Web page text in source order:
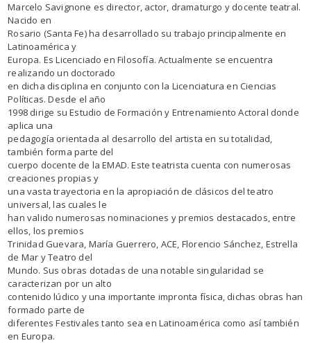
Marcelo Savignone es director, actor, dramaturgo y docente teatral.
Nacido en
Rosario (Santa Fe) ha desarrollado su trabajo principalmente en
Latinoamérica y
Europa. Es Licenciado en Filosofía. Actualmente se encuentra
realizando un doctorado
en dicha disciplina en conjunto con la Licenciatura en Ciencias
Políticas. Desde el año
1998 dirige su Estudio de Formación y Entrenamiento Actoral donde
aplica una
pedagogía orientada al desarrollo del artista en su totalidad,
también forma parte del
cuerpo docente de la EMAD. Este teatrista cuenta con numerosas
creaciones propias y
una vasta trayectoria en la apropiación de clásicos del teatro
universal, las cuales le
han valido numerosas nominaciones y premios destacados, entre
ellos, los premios
Trinidad Guevara, María Guerrero, ACE, Florencio Sánchez, Estrella
de Mar y Teatro del
Mundo. Sus obras dotadas de una notable singularidad se
caracterizan por un alto
contenido lúdico y una importante impronta física, dichas obras han
formado parte de
diferentes Festivales tanto sea en Latinoamérica como así también
en Europa.